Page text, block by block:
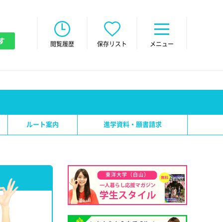
閲覧履歴 保存リスト メニュー
ルート案内 進学資料・願書請求
東洋大学（白山）